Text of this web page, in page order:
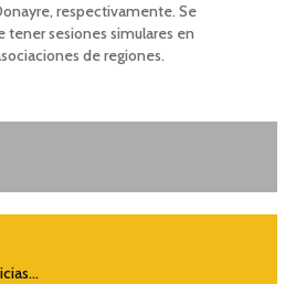
respectivamente. Se
sesiones simulares en
de regiones.